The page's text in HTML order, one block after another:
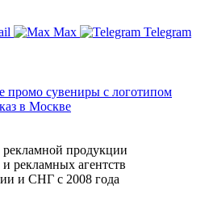
Max
Telegram
рекламной продукции
рекламных агентств
и СНГ с 2008 года